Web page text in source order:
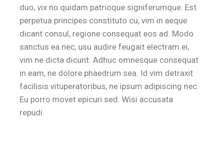
duo, vix no quidam patrioque signiferumque. Est
perpetua principes constituto cu, vim in aeque
dicant consul, regione consequat eos ad. Modo
sanctus ea nec, usu audire feugait electram ei,
vim ne dicta dicunt. Adhuc omnesque consequat
in eam, ne dolore phaedrum sea. Id vim detraxit
facilisis vituperatoribus, ne ipsum adipiscing nec.
Eu porro movet epicuri sed. Wisi accusata
repudi.